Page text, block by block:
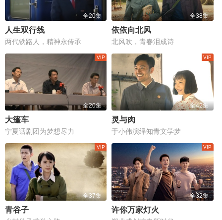
全20集
人生双行线
两代铁路人，精神永传承
全38集
依依向北风
北风吹，青春泪成诗
全20集
大篷车
宁夏话剧团为梦想尽力
全42集
灵与肉
于小伟演绎知青文学梦
全37集
青谷子
全32集
许你万家灯火